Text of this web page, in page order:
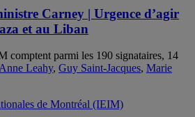
Carney | Urgence d’agir
et au Liban
comptent parmi les 190 signataires, 14
Anne Leahy, Guy Saint-Jacques, Marie